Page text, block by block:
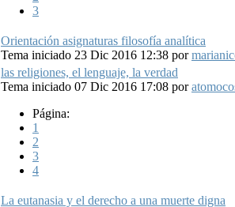
3
Orientación asignaturas filosofía analítica
Tema iniciado 23 Dic 2016 12:38 por
las religiones, el lenguaje, la verdad
Tema iniciado 07 Dic 2016 17:08 por
Página:
1
2
3
4
La eutanasia y el derecho a una muerte digna